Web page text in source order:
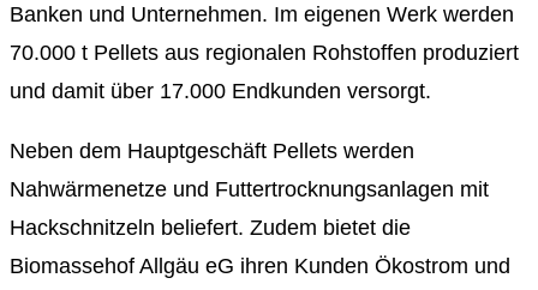
Banken und Unternehmen. Im eigenen Werk werden
70.000 t Pellets aus regionalen Rohstoffen produziert
und damit über 17.000 Endkunden versorgt.
Neben dem Hauptgeschäft Pellets werden
Nahwärmenetze und Futtertrocknungsanlagen mit
Hackschnitzeln beliefert. Zudem bietet die
Biomassehof Allgäu eG ihren Kunden Ökostrom und